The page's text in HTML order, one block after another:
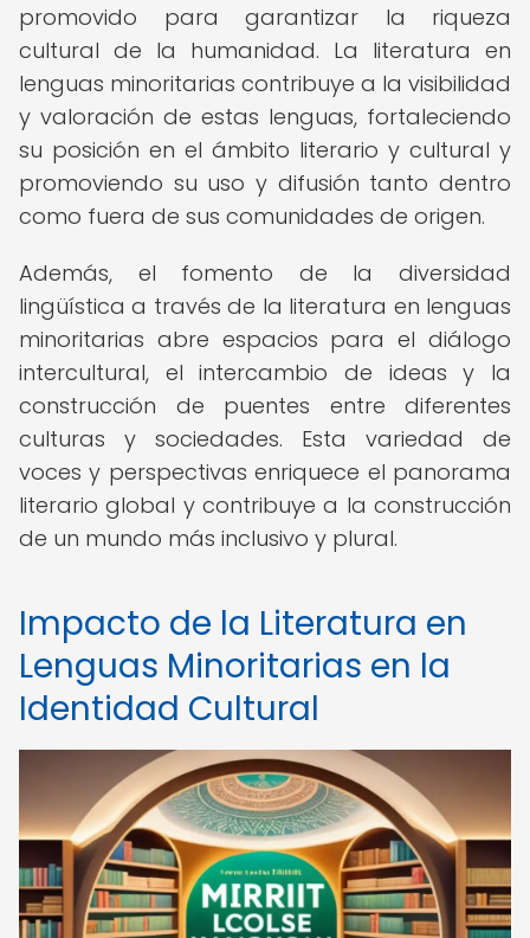
promovido para garantizar la riqueza
cultural de la humanidad. La literatura en
lenguas minoritarias contribuye a la visibilidad
y valoración de estas lenguas, fortaleciendo
su posición en el ámbito literario y cultural y
promoviendo su uso y difusión tanto dentro
como fuera de sus comunidades de origen.
Además, el fomento de la diversidad
lingüística a través de la literatura en lenguas
minoritarias abre espacios para el diálogo
intercultural, el intercambio de ideas y la
construcción de puentes entre diferentes
culturas y sociedades. Esta variedad de
voces y perspectivas enriquece el panorama
literario global y contribuye a la construcción
de un mundo más inclusivo y plural.
Impacto de la Literatura en
Lenguas Minoritarias en la
Identidad Cultural